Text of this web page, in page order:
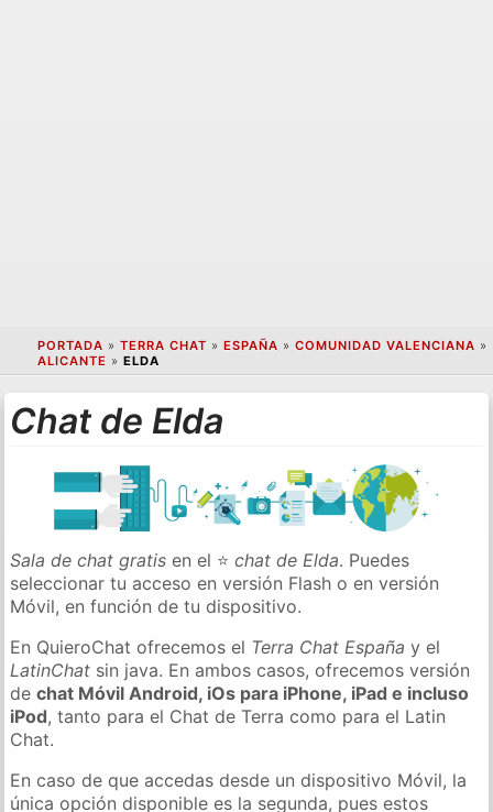
PORTADA » TERRA CHAT » ESPAÑA » COMUNIDAD VALENCIANA »
ALICANTE » ELDA
Chat de Elda
Sala de chat gratis en el ⭐chat de Elda. Puedes
seleccionar tu acceso en versión Flash o en versión
Móvil, en función de tu dispositivo.
En QuieroChat ofrecemos el Terra Chat España y el
LatinChat sin java. En ambos casos, ofrecemos versión
dechat Móvil Android, iOs para iPhone, iPad e incluso
iPod, tanto para el Chat de Terra como para el Latin
Chat.
En caso de que accedas desde un dispositivo Móvil, la
única opción disponible es la segunda, pues estos